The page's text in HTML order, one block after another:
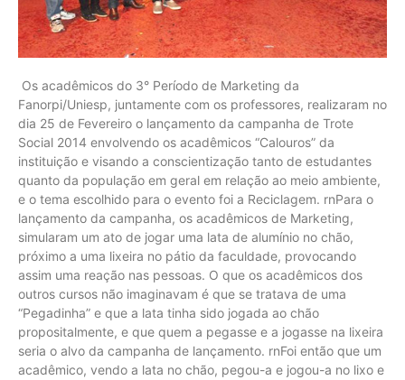
Os acadêmicos do 3° Período de Marketing da
Fanorpi/Uniesp, juntamente com os professores, realizaram no
dia 25 de Fevereiro o lançamento da campanha de Trote
Social 2014 envolvendo os acadêmicos “Calouros” da
instituição e visando a conscientização tanto de estudantes
quanto da população em geral em relação ao meio ambiente,
e o tema escolhido para o evento foi a Reciclagem. rnPara o
lançamento da campanha, os acadêmicos de Marketing,
simularam um ato de jogar uma lata de alumínio no chão,
próximo a uma lixeira no pátio da faculdade, provocando
assim uma reação nas pessoas. O que os acadêmicos dos
outros cursos não imaginavam é que se tratava de uma
“Pegadinha” e que a lata tinha sido jogada ao chão
propositalmente, e que quem a pegasse e a jogasse na lixeira
seria o alvo da campanha de lançamento. rnFoi então que um
acadêmico, vendo a lata no chão, pegou-a e jogou-a no lixo e